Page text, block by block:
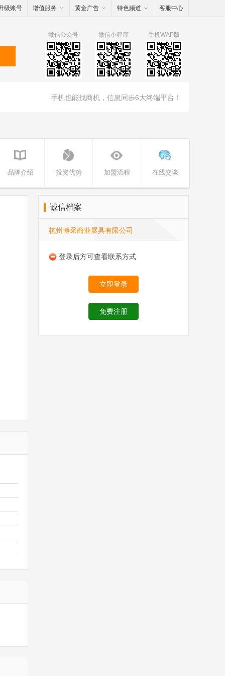
级账号 增值服务 黄金广告 特色频道 客服中心
手机WAP版
手机也能找商机，信息同步6大终端平台！
微信小程序
微信公众号
品牌介绍 投资优势 加盟流程 在线交谈
诚信档案
杭州博采商业展具有限公司
登录后方可查看联系方式